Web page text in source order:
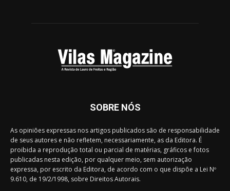
SOBRE NÓS
As opiniões expressas nos artigos publicados são de responsabilidade
de seus autores e não refletem, necessariamente, as da Editora. É
proibida a reprodução total ou parcial de matérias, gráficos e fotos
publicadas nesta edição, por qualquer meio, sem autorização
expressa, por escrito da Editora, de acordo com o que dispõe a Lei Nº
9.610, de 19/2/1998, sobre Direitos Autorais.